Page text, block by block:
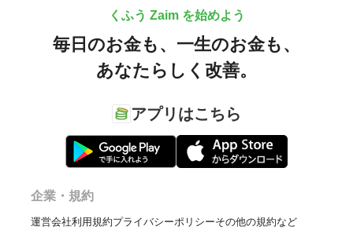
くふう Zaim を始めよう
毎日のお金も、 一生のお金も、
あなたらしく改善。
アプリはこちら
企業・規約
運営会社利用規約プライバシーポリシーその他の規約など